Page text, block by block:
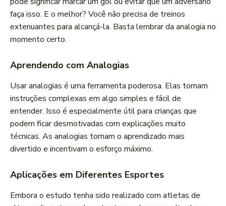
faça isso. E o melhor? Você não precisa de treinos
extenuantes para alcançá-la. Basta lembrar da analogia no
momento certo.
Aprendendo com Analogias
Usar analogias é uma ferramenta poderosa. Elas tornam
instruções complexas em algo simples e fácil de
entender. Isso é especialmente útil para crianças que
podem ficar desmotivadas com explicações muito
técnicas. As analogias tornam o aprendizado mais
divertido e incentivam o esforço máximo.
Aplicações em Diferentes Esportes
Embora o estudo tenha sido realizado com atletas de